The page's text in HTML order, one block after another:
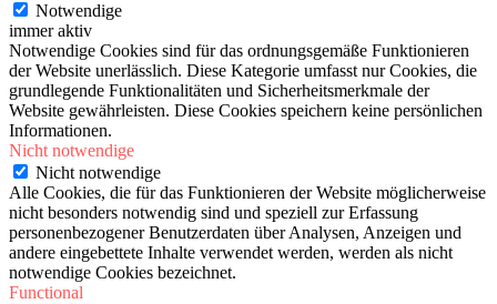
Notwendige
immer aktiv
Notwendige Cookies sind für das ordnungsgemäße Funktionieren
der Website unerlässlich. Diese Kategorie umfasst nur Cookies, die
grundlegende Funktionalitäten und Sicherheitsmerkmale der
Website gewährleisten. Diese Cookies speichern keine persönlichen
Informationen.
Nicht notwendige
Nicht notwendige
Alle Cookies, die für das Funktionieren der Website möglicherweise
nicht besonders notwendig sind und speziell zur Erfassung
personenbezogener Benutzerdaten über Analysen, Anzeigen und
andere eingebettete Inhalte verwendet werden, werden als nicht
notwendige Cookies bezeichnet.
Functional